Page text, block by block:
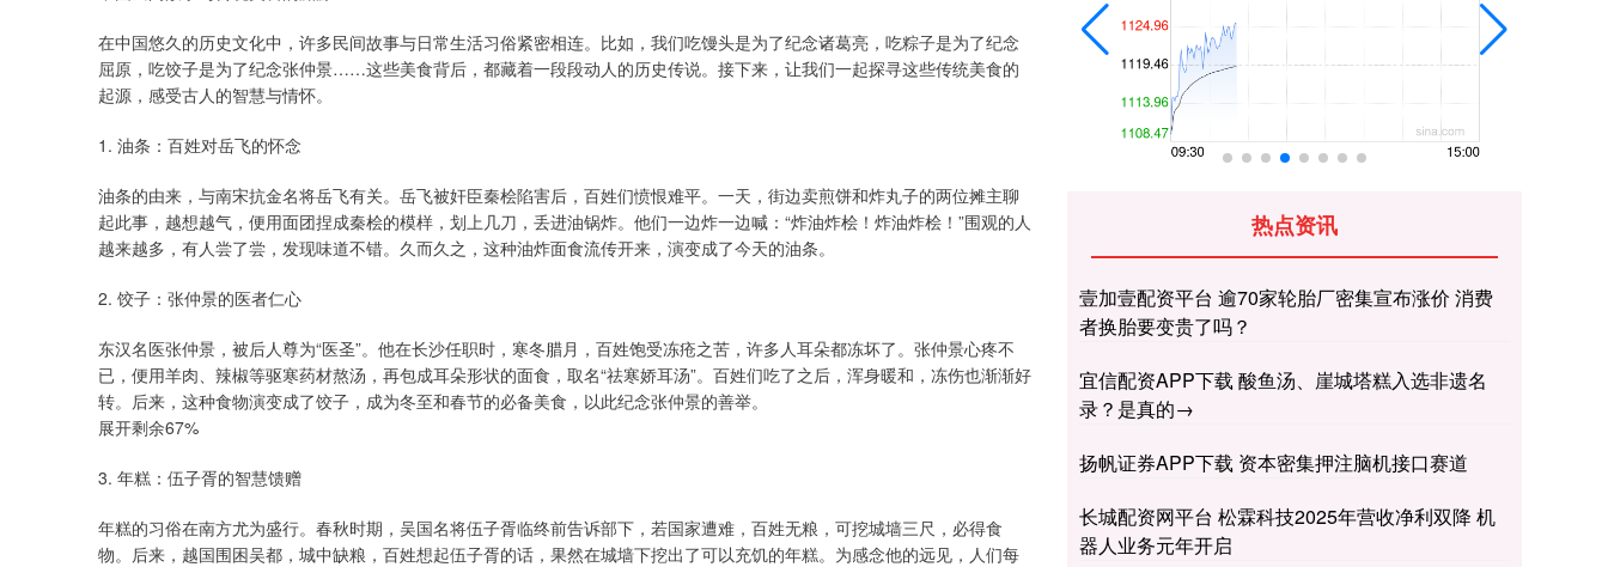
在中国悠久的历史文化中，许多民间故事与日常生活习俗紧密相连。比如，我们吃馒头是为了纪念诸葛亮，吃粽子是为了纪念
屈原，吃饺子是为了纪念张仲景……这些美食背后，都藏着一段段动人的历史传说。接下来，让我们一起探寻这些传统美食的
起源，感受古人的智慧与情怀。
1. 油条：百姓对岳飞的怀念
油条的由来，与南宋抗金名将岳飞有关。岳飞被奸臣秦桧陷害后，百姓们愤恨难平。一天，街边卖煎饼和炸丸子的两位摊主聊
起此事，越想越气，便用面团捏成秦桧的模样，划上几刀，丢进油锅炸。他们一边炸一边喊：“炸油炸桧！炸油炸桧！”围观的人
越来越多，有人尝了尝，发现味道不错。久而久之，这种油炸面食流传开来，演变成了今天的油条。
2. 饺子：张仲景的医者仁心
东汉名医张仲景，被后人尊为“医圣”。他在长沙任职时，寒冬腊月，百姓饱受冻疮之苦，许多人耳朵都冻坏了。张仲景心疼不
已，便用羊肉、辣椒等驱寒药材熬汤，再包成耳朵形状的面食，取名“祛寒娇耳汤”。百姓们吃了之后，浑身暖和，冻伤也渐渐好
转。后来，这种食物演变成了饺子，成为冬至和春节的必备美食，以此纪念张仲景的善举。
展开剩余67%
3. 年糕：伍子胥的智慧馈赠
年糕的习俗在南方尤为盛行。春秋时期，吴国名将伍子胥临终前告诉部下，若国家遭难，百姓无粮，可挖城墙三尺，必得食
物。后来，越国围困吴都，城中缺粮，百姓想起伍子胥的话，果然在城墙下挖出了可以充饥的年糕。为感念他的远见，人们每
热点资讯
壹加壹配资平台 逾70家轮胎厂密集宣布涨价 消费
者换胎要变贵了吗？
宜信配资APP下载 酸鱼汤、崖城塔糕入选非遗名
录？是真的→
扬帆证券APP下载 资本密集押注脑机接口赛道
长城配资网平台 松霖科技2025年营收净利双降 机
器人业务元年开启